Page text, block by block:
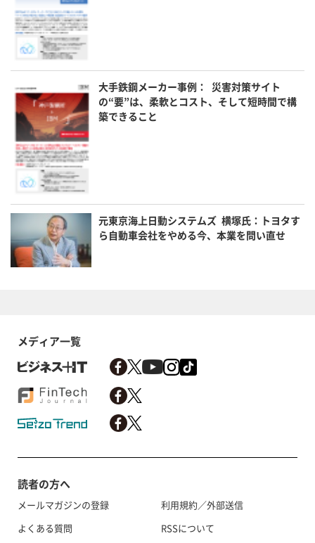
大手鉄鋼メーカー事例： 災害対策サイト
の“要”は、柔軟とコスト、そして短時間で構
築できること
元東京海上日動システムズ 横塚氏：トヨタす
ら自動車会社をやめる今、本業を問い直せ
メディア一覧
読者の方へ
メールマガジンの登録
よくある質問
利用規約／外部送信
RSSについて